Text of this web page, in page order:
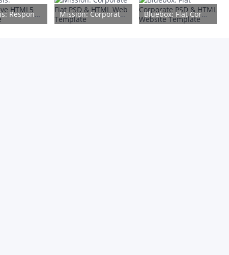
zGenesis: Responsive HTML5 Template Mission: Corporate Flat PSD & HTML Web Template Bluebox: Flat Corporate PSD & HTML Website Template